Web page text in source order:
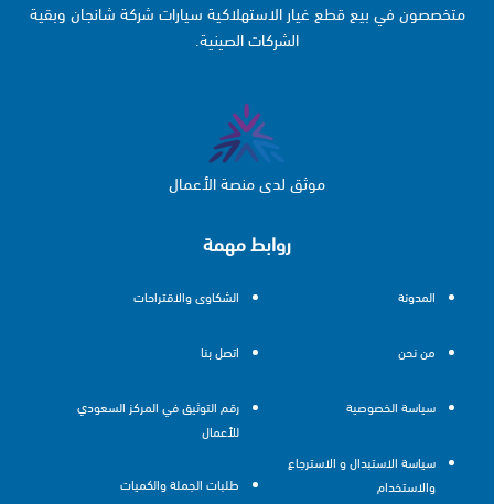
روابط مهمة
المدونة
من نحن
سياسة الخصوصية
سياسة الاستبدال و الاسترجاع
والاستخدام
الشكاوى والاقتراحات
اتصل بنا
رقم التوثيق في المركز السعودي
للأعمال
طلبات الجملة والكميات
متخصصون في بيع قطع غيار الاستهلاكية سيارات شركة شانجان وبقية
الشركات الصينية.
موثق لدى منصة الأعمال